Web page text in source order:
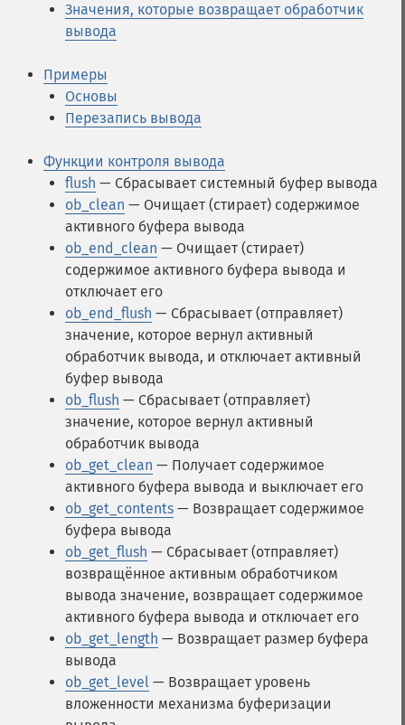
Значения, которые возвращает обработчик
вывода
Примеры
Основы
Перезапись вывода
Функции контроля вывода
flush — Сбрасывает системный буфер вывода
ob_clean — Очищает (стирает) содержимое
активного буфера вывода
ob_end_clean — Очищает (стирает)
содержимое активного буфера вывода и
отключает его
ob_end_flush — Сбрасывает (отправляет)
значение, которое вернул активный
обработчик вывода, и отключает активный
буфер вывода
ob_flush — Сбрасывает (отправляет)
значение, которое вернул активный
обработчик вывода
ob_get_clean — Получает содержимое
активного буфера вывода и выключает его
ob_get_contents — Возвращает содержимое
буфера вывода
ob_get_flush — Сбрасывает (отправляет)
возвращённое активным обработчиком
вывода значение, возвращает содержимое
активного буфера вывода и отключает его
ob_get_length — Возвращает размер буфера
вывода
ob_get_level — Возвращает уровень
вложенности механизма буферизации